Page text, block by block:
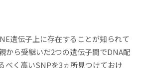
遺伝子上に存在することが知られて
から受継いだ2つの遺伝子間でDNA配
べく高いSNPを3ヵ所見つけておけ